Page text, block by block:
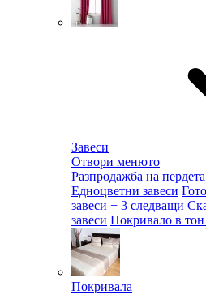
Завеси
Отвори менюто
Разпродажба на пердета
Едноцветни завеси
завеси + 3 следващи
завеси Покривало в тон
Покривала